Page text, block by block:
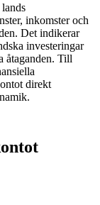
inkomster och
Det indikerar
investeringar
åtaganden. Till
direkt